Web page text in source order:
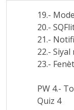
19.-
20.-
21.-
22.-
23.-
PW 4.-
Quiz 4